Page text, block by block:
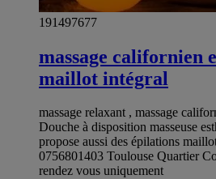
191497677
massage californien
maillot intégral
massage relaxant , massage
Douche à disposition masseuse
propose aussi des épilations
0756801403 Toulouse Quartier
rendez vous uniquement